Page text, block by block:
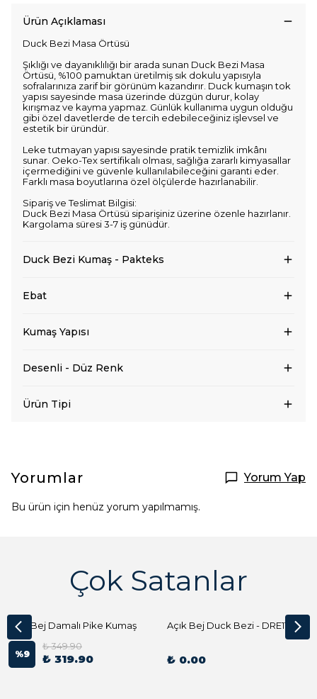
Ürün Açıklaması
Duck Bezi Masa Örtüsü
Şıklığı ve dayanıklılığı bir arada sunan Duck Bezi Masa
Örtüsü, %100 pamuktan üretilmiş sık dokulu yapısıyla
sofralarınıza zarif bir görünüm kazandırır. Duck kumaşın tok
yapısı sayesinde masa üzerinde düzgün durur, kolay
kırışmaz ve kayma yapmaz. Günlük kullanıma uygun olduğu
gibi özel davetlerde de tercih edebileceğiniz işlevsel ve
estetik bir üründür.
Leke tutmayan yapısı sayesinde pratik temizlik imkânı
sunar. Oeko-Tex sertifikalı olması, sağlığa zararlı kimyasallar
içermediğini ve güvenle kullanılabileceğini garanti eder.
Farklı masa boyutlarına özel ölçülerde hazırlanabilir.
Sipariş ve Teslimat Bilgisi:
Duck Bezi Masa Örtüsü siparişiniz üzerine özenle hazırlanır.
Kargolama süresi 3-7 iş günüdür.
Duck Bezi Kumaş - Pakteks
Ebat
Kumaş Yapısı
Desenli - Düz Renk
Ürün Tipi
Yorumlar Yorum Yap
Bu ürün için henüz yorum yapılmamış.
Çok Satanlar
Açık Bej Damalı Pike Kumaş
%9
₺ 349.90
₺ 319.90
Açık Bej Duck Bezi - DRE1144 Kumaş Peçete
₺ 0.00